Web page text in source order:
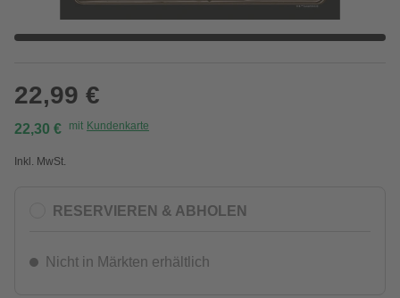
22,99 €
22,30 € mit Kundenkarte
Inkl. MwSt.
RESERVIEREN & ABHOLEN
Nicht in Märkten erhältlich